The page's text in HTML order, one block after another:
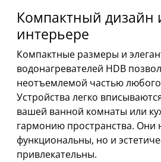
Компактный дизайн
интерьере
Компактные размеры и
водонагревателей HDB
неотъемлемой частью
Устройства легко
вашей ванной комнаты или
гармонию пространства. Они
функциональны, но и
привлекательны.